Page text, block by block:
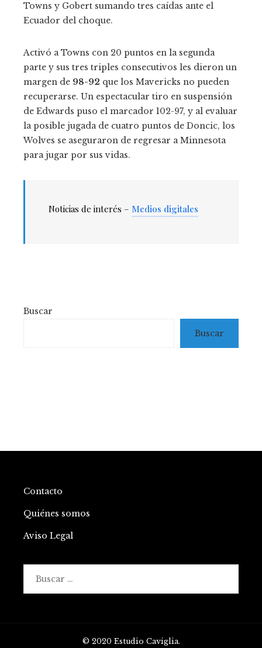
Towns y Gobert sumando tres caídas ante el
Ecuador del choque.
Activó a Towns con 20 puntos en la segunda
parte y sus tres triples consecutivos les dieron un
margen de 98-92 que los Mavericks no pueden
recuperarse. Un espectacular tiro en suspensión
de Edwards puso el marcador 102-97, y al evaluar
la posible jugada de cuatro puntos de Doncic, los
Wolves se aseguraron de regresar a Minnesota
para jugar por sus vidas.
Noticias de interés – Medios digitales
Buscar
Buscar
Contacto
Quiénes somos
Aviso Legal
© 2020 Estudio Caviglia.